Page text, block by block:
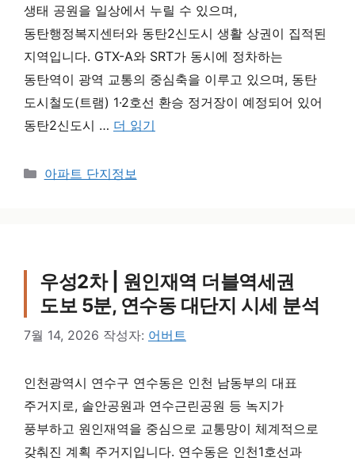
생태 공원을 일상에서 누릴 수 있으며,
동탄행정복지센터와 동탄2신도시 생활 상권이 집적된
지역입니다. GTX-A와 SRT가 동시에 정차하는
동탄역이 광역 교통의 중심축을 이루고 있으며, 동탄
도시철도(트램) 1·2호선 환승 정거장이 예정되어 있어
동탄2신도시 … 더 읽기
카테고리
아파트 단지정보
우성2차 | 원인재역 더블역세권
도보 5분, 연수동 대단지 시세 분석
7월 14, 2026 작성자: 어버트
인천광역시 연수구 연수동은 인천 남동부의 대표
주거지로, 솔안공원과 연수근린공원 등 녹지가
풍부하고 원인재역을 중심으로 교통망이 체계적으로
갖춰진 계획 주거지입니다. 연수동은 인천1호선과